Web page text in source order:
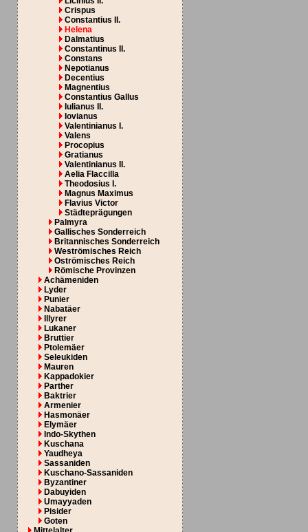
Crispus
Constantius II.
Helena
Dalmatius
Constantinus II.
Constans
Nepotianus
Decentius
Magnentius
Constantius Gallus
Iulianus II.
Iovianus
Valentinianus I.
Valens
Procopius
Gratianus
Valentinianus II.
Aelia Flaccilla
Theodosius I.
Magnus Maximus
Flavius Victor
Städteprägungen
Palmyra
Gallisches Sonderreich
Britannisches Sonderreich
Weströmisches Reich
Oströmisches Reich
Römische Provinzen
Achämeniden
Lyder
Punier
Nabatäer
Illyrer
Lukaner
Bruttier
Ptolemäer
Seleukiden
Mauren
Kappadokier
Parther
Baktrier
Armenier
Hasmonäer
Elymäer
Indo-Skythen
Kuschana
Yaudheya
Sassaniden
Kuschano-Sassaniden
Byzantiner
Dabuyiden
Umayyaden
Pisider
Goten